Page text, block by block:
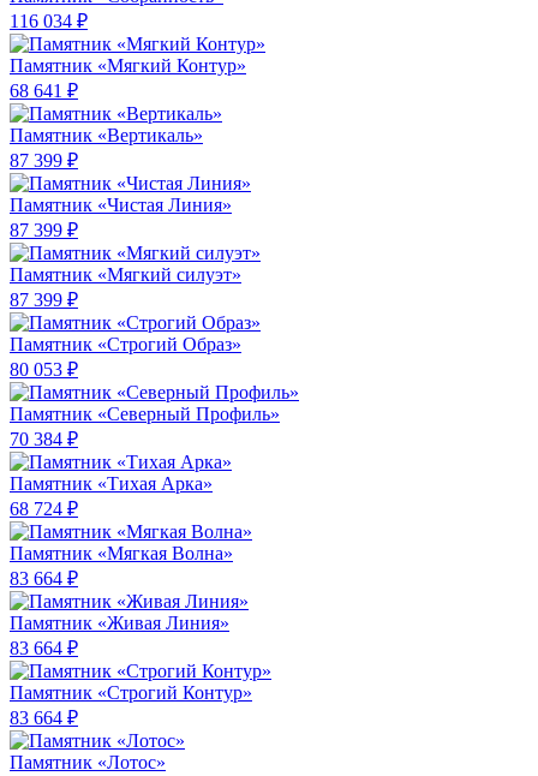
116 034 ₽
Памятник «Мягкий Контур»
68 641 ₽
Памятник «Вертикаль»
87 399 ₽
Памятник «Чистая Линия»
87 399 ₽
Памятник «Мягкий силуэт»
87 399 ₽
Памятник «Строгий Образ»
80 053 ₽
Памятник «Северный Профиль»
70 384 ₽
Памятник «Тихая Арка»
68 724 ₽
Памятник «Мягкая Волна»
83 664 ₽
Памятник «Живая Линия»
83 664 ₽
Памятник «Строгий Контур»
83 664 ₽
Памятник «Лотос»